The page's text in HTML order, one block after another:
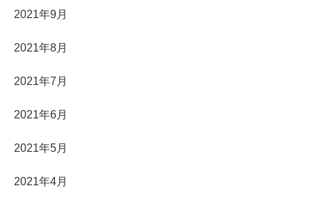
2021年9月
2021年8月
2021年7月
2021年6月
2021年5月
2021年4月